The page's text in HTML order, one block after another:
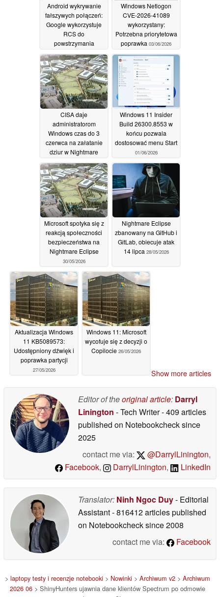
Android wykrywanie
fałszywych połączeń:
Google wykorzystuje
RCS do
powstrzymania
03/06/2026
Windows Netlogon
CVE-2026-41089
wykorzystany:
Potrzebna priorytetowa
poprawka 03/06/2026
CISA daje
administratorom
Windows czas do 3
czerwca na załatanie
dziur w Nightmare
01/06/2026
Windows 11 Insider
Build 26300.8553 w
końcu pozwala
dostosować menu Start
01/06/2026
Microsoft spotyka się z
reakcją społeczności
bezpieczeństwa na
Nightmare Eclipse
30/05/2026
Nightmare Eclipse
zbanowany na GitHub i
GitLab, obiecuje atak
14 lipca 28/05/2026
Aktualizacja Windows
11 KB5089573:
Udostępniony dźwięk i
poprawka partycji
27/05/2026
Windows 11: Microsoft
wycofuje się z decyzji o
Copilocie 26/05/2026
Show more articles
Editor of theoriginal article: Darryl
Linington - Tech Writer- 409 articles
published on Notebookchecksince
2025
contact me via:
@DarrylLinington,
Facebook, DarrylLinington, LinkedIn
Translator: Ninh Ngoc Duy- Editorial
Assistant- 816412 articles published
on Notebookchecksince 2008
contact me via:
Facebook
> laptopy testy i recenzje notebooki > Nowinki > Archiwum v2 > Archiwum
2026 06 > ShinyHunters ujawnia dane klientów Spectrum po odmowie